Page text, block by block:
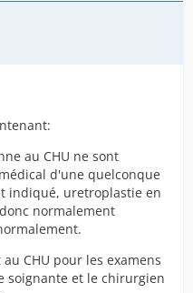
au CHU ne sont
d'une quelconque
indiqué, uretroplastie en
normalement
CHU pour les examens
soignante et le chirurgien